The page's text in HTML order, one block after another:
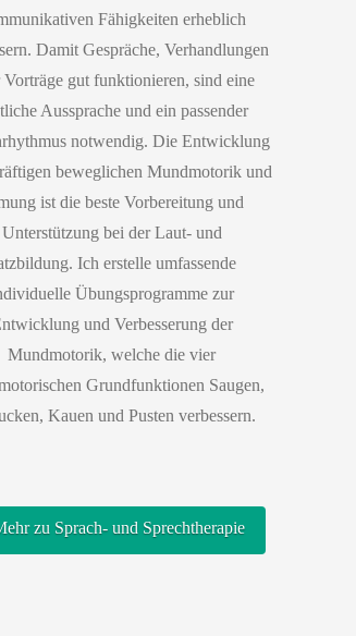
Fähigkeiten erheblich
Damit Gespräche, Verhandlungen
Vorträge gut funktionieren, sind eine
Aussprache und ein passender
notwendig. Die Entwicklung
beweglichen Mundmotorik und
ist die beste Vorbereitung und
Unterstützung bei der Laut- und
Ich erstelle umfassende
Übungsprogramme zur
und Verbesserung der
Mundmotorik, welche die vier
Grundfunktionen Saugen,
Kauen und Pusten verbessern.
zu Sprach- und Sprechtherapie